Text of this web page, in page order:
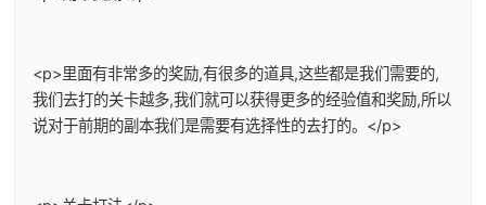
<p>里面有非常多的奖励,有很多的道具,这些都是我们需要的,
我们去打的关卡越多,我们就可以获得更多的经验值和奖励,所以
说对于前期的副本我们是需要有选择性的去打的。</p>